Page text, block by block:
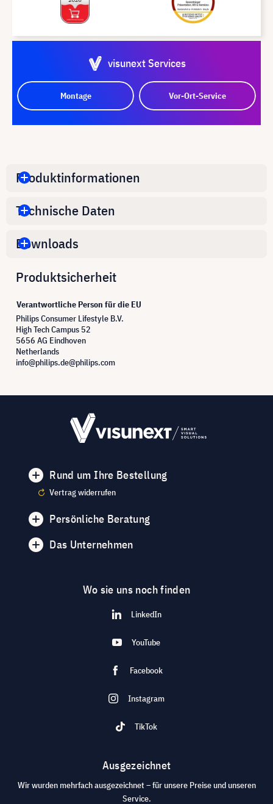
visunext Services
Montage Vor-Ort-Service
Produktinformationen
Technische Daten
Downloads
Produktsicherheit
Verantwortliche Person für die EU
Philips Consumer Lifestyle B.V.
High Tech Campus 52
5656 AG Eindhoven
Netherlands
info@philips.de@philips.com
Rund um Ihre Bestellung
Vertrag widerrufen
Persönliche Beratung
Das Unternehmen
Wo sie uns noch finden
LinkedIn
YouTube
Facebook
Instagram
TikTok
Ausgezeichnet
Wir wurden mehrfach ausgezeichnet – für unsere Preise und unseren
Service.